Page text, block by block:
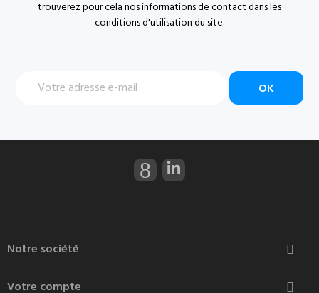
trouverez pour cela nos informations de contact dans les
conditions d'utilisation du site.
Notre société 
Votre compte 